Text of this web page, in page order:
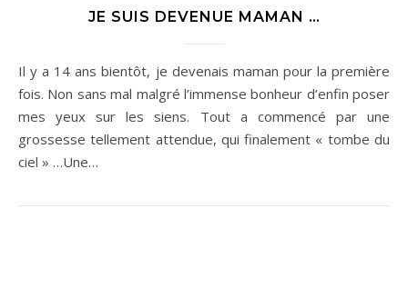
JE SUIS DEVENUE MAMAN …
Il y a 14 ans bientôt, je devenais maman pour la première
fois. Non sans mal malgré l’immense bonheur d’enfin poser
mes yeux sur les siens. Tout a commencé par une
grossesse tellement attendue, qui finalement « tombe du
ciel » …Une…